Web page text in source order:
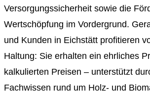
Versorgungssicherheit sowie die
Wertschöpfung im Vordergrund.
und Kunden in Eichstätt profitieren
Haltung: Sie erhalten ein ehrliches
kalkulierten Preisen – unterstützt
Fachwissen rund um Holz- und